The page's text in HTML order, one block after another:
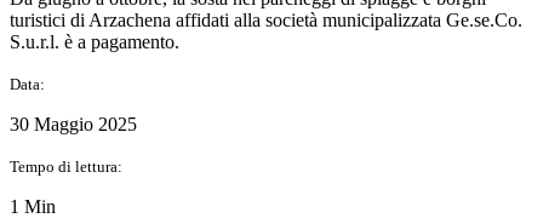
turistici di Arzachena affidati alla società municipalizzata Ge.se.Co.
S.u.r.l. è a pagamento.
Data:
30 Maggio 2025
Tempo di lettura:
1 Min